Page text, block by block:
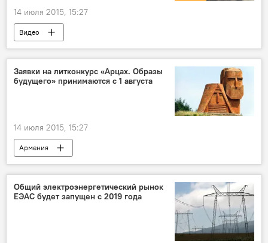
14 июля 2015, 15:27
Видео
Заявки на литконкурс «Арцах. Образы
будущего» принимаются с 1 августа
14 июля 2015, 15:27
Армения
Общий электроэнергетический рынок
ЕЭАС будет запущен с 2019 года